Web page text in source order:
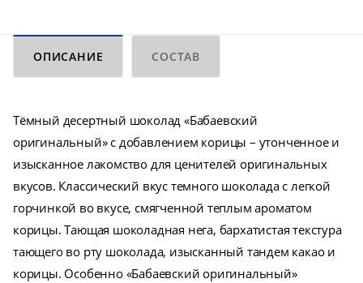
ОПИСАНИЕ СОСТАВ
Тёмный десертный шоколад «Бабаевский
оригинальный» с добавлением корицы – утонченное и
изысканное лакомство для ценителей оригинальных
вкусов. Классический вкус темного шоколада с легкой
горчинкой во вкусе, смягченной теплым ароматом
корицы. Тающая шоколадная нега, бархатистая текстура
тающего во рту шоколада, изысканный тандем какао и
корицы. Особенно «Бабаевский оригинальный»